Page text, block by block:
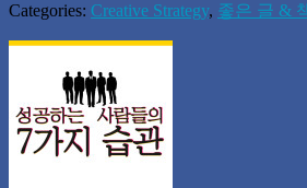
Categories: Creative Strategy, 좋은 글 &